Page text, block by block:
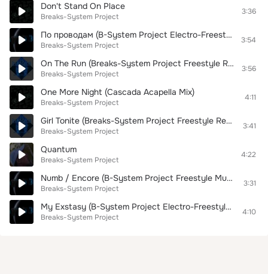
Don't Stand On Place
Breaks-System Project
3:36
По проводам (B-System Project Electro-Freestyle Music Mix)
Breaks-System Project
3:54
On The Run (Breaks-System Project Freestyle Remix)
Breaks-System Project
3:56
One More Night (Cascada Acapella Mix)
Breaks-System Project
4:11
Girl Tonite (Breaks-System Project Freestyle Remix)
Breaks-System Project
3:41
Quantum
Breaks-System Project
4:22
Numb / Encore (B-System Project Freestyle Music Mix)
Breaks-System Project
3:31
My Exstasy (B-System Project Electro-Freestyle Music Mix)
Breaks-System Project
4:10